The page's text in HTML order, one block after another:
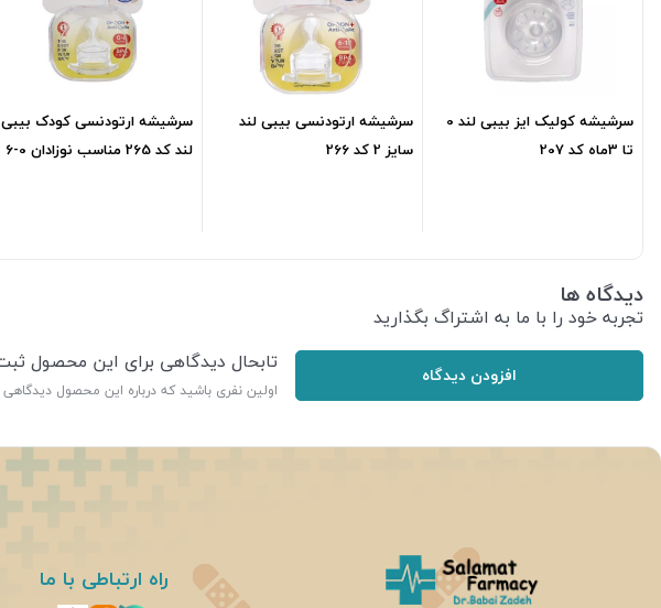
سرشیشه کولیک ایز بیبی لند 0
تا 3ماه کد 207
سرشیشه ارتودنسی بیبی لند
سایز 2 کد 266
سرشیشه ارتودنسی کودک بیبی
لند کد 265 مناسب نوزادان 0-6
دیدگاه ها
تجربه خود را با ما به اشتراگ بگذارید
افزودن دیدگاه تابحال دیدگاهی برای این محصول
اولین نفری باشید که درباره این محصول
راه ارتباطی با ما